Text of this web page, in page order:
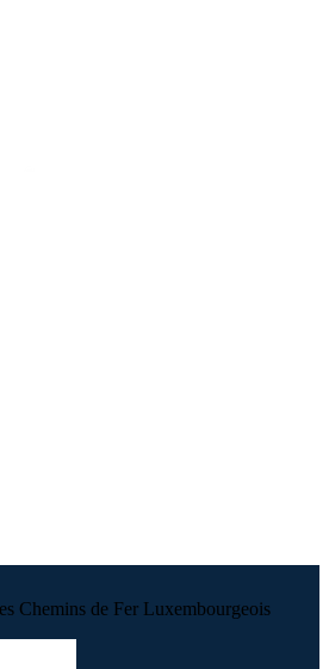
Chemins de Fer Luxembourgeois